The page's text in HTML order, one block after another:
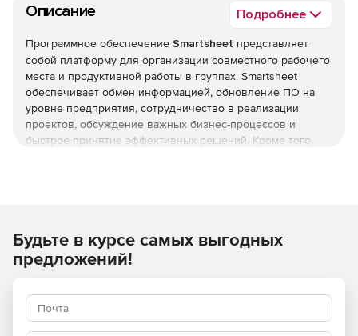
Описание Подробнее
Программное обеспечение Smartsheet представляет
собой платформу для организации совместного рабочего
места и продуктивной работы в группах. Smartsheet
обеспечивает обмен информацией, обновление ПО на
уровне предприятия, сотрудничество в реализации
проектов, обсуждение важных бизнес-процессов и
быстрое принятие эффективных решений. Кроме того,
Работа с несколькими соавторами
проектом, можно предоставить им доступ к таблице. При
предоставлении доступа к таблице администратор может
назначить соавтору права наблюдателя, редактора или
Будьте в курсе самых выгодных
предложений!